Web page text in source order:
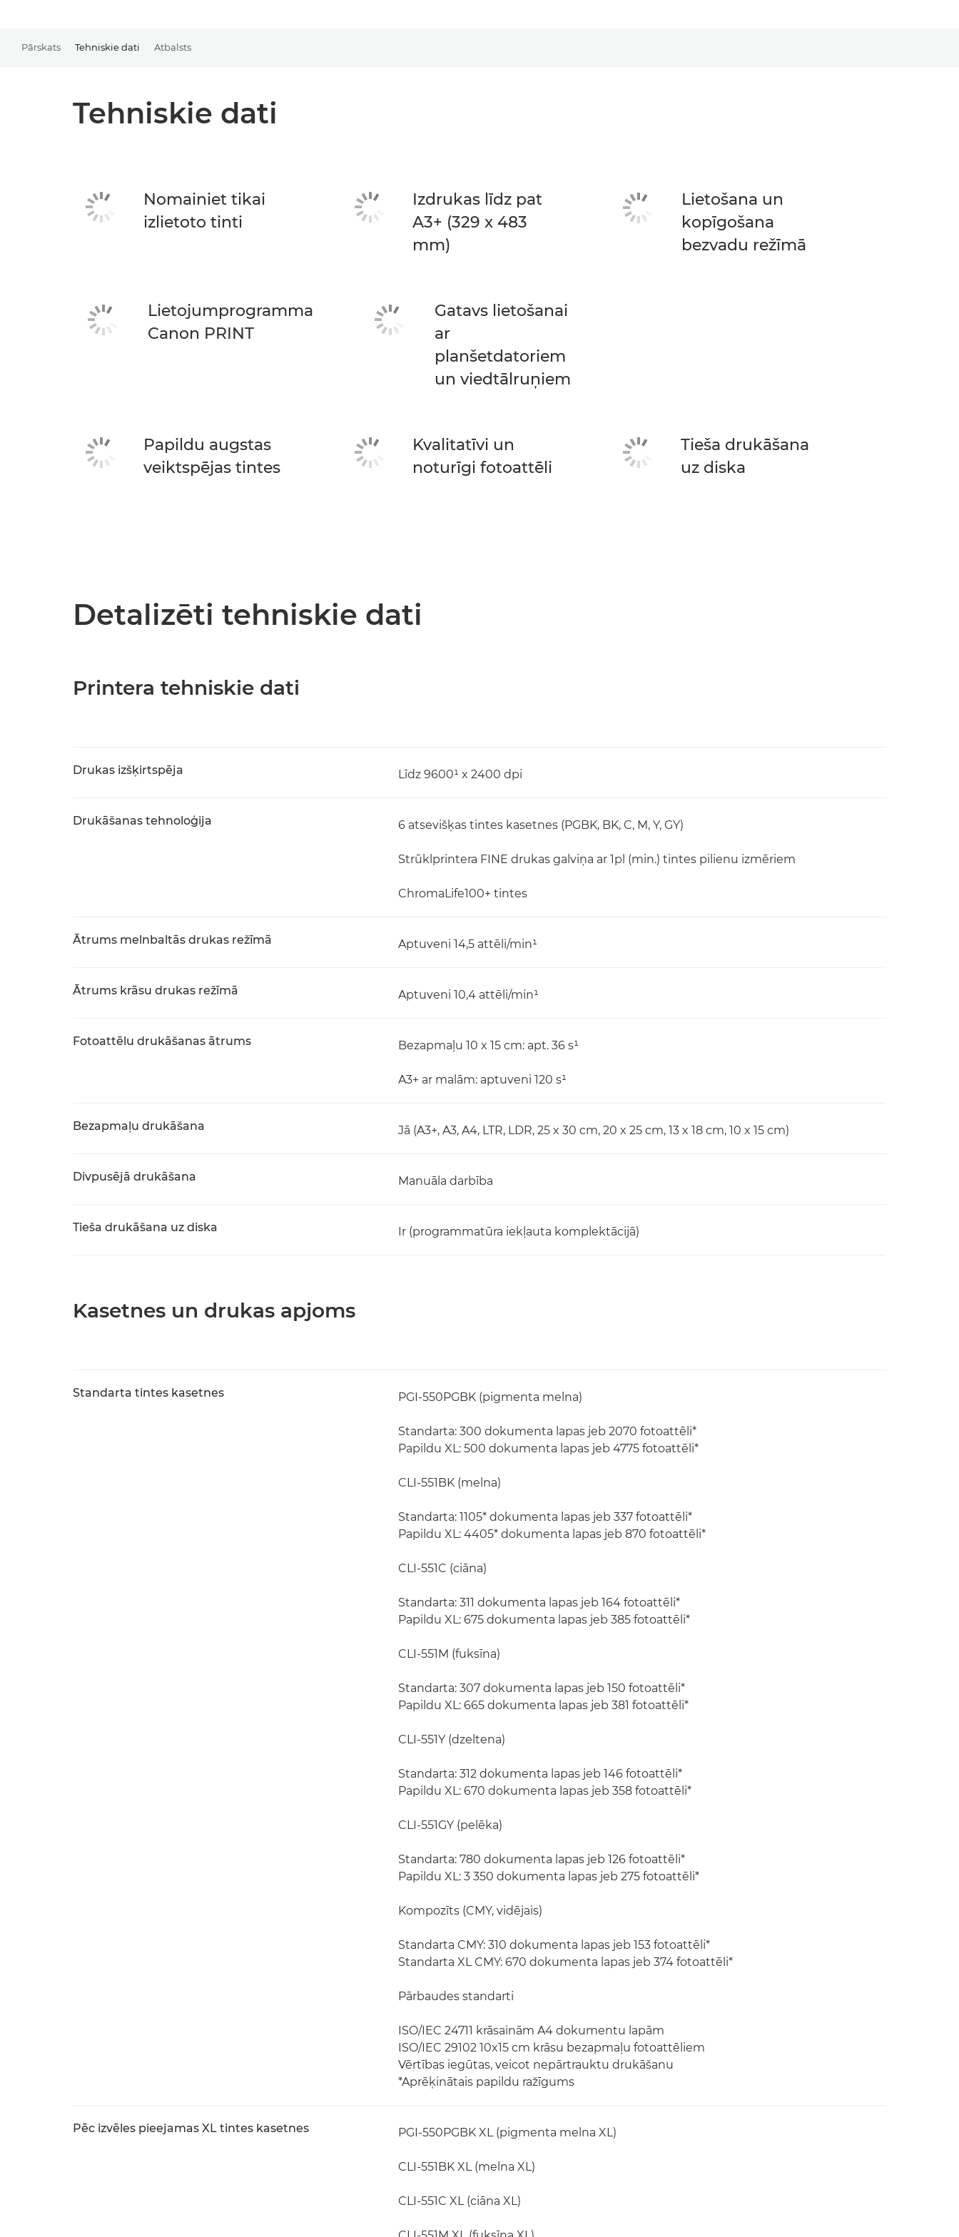
Pārskats Tehniskie dati Atbalsts
Tehniskie dati
Nomainiet tikai
izlietoto tinti
Izdrukas līdz pat
A3+ (329 x 483
mm)
Lietošana un
kopīgošana
bezvadu režīmā
Lietojumprogramma
Canon PRINT
Gatavs lietošanai
ar
planšetdatoriem
un viedtālruņiem
Papildu augstas
veiktspējas tintes
Kvalitatīvi un
noturīgi fotoattēli
Tieša drukāšana
uz diska
Detalizēti tehniskie dati
Printera tehniskie dati
Drukas izšķirtspēja Līdz 9600¹ x 2400 dpi
Drukāšanas tehnoloģija 6 atsevišķas tintes kasetnes (PGBK, BK, C, M, Y, GY)
Strūklprintera FINE drukas galviņa ar 1pl (min.) tintes pilienu izmēriem
ChromaLife100+ tintes
Ātrums melnbaltās drukas režīmā Aptuveni 14,5 attēli/min¹
Ātrums krāsu drukas režīmā Aptuveni 10,4 attēli/min¹
Fotoattēlu drukāšanas ātrums Bezapmaļu 10 x 15 cm: apt. 36 s¹
A3+ ar malām: aptuveni 120 s¹
Bezapmaļu drukāšana Jā (A3+, A3, A4, LTR, LDR, 25 x 30 cm, 20 x 25 cm, 13 x 18 cm, 10 x 15 cm)
Divpusējā drukāšana Manuāla darbība
Tieša drukāšana uz diska Ir (programmatūra iekļauta komplektācijā)
Kasetnes un drukas apjoms
Standarta tintes kasetnes PGI-550PGBK (pigmenta melna)
Standarta: 300 dokumenta lapas jeb 2070 fotoattēli*
Papildu XL: 500 dokumenta lapas jeb 4775 fotoattēli*
CLI-551BK (melna)
Standarta: 1105* dokumenta lapas jeb 337 fotoattēli*
Papildu XL: 4405* dokumenta lapas jeb 870 fotoattēli*
CLI-551C (ciāna)
Standarta: 311 dokumenta lapas jeb 164 fotoattēli*
Papildu XL: 675 dokumenta lapas jeb 385 fotoattēli*
CLI-551M (fuksīna)
Standarta: 307 dokumenta lapas jeb 150 fotoattēli*
Papildu XL: 665 dokumenta lapas jeb 381 fotoattēli*
CLI-551Y (dzeltena)
Standarta: 312 dokumenta lapas jeb 146 fotoattēli*
Papildu XL: 670 dokumenta lapas jeb 358 fotoattēli*
CLI-551GY (pelēka)
Standarta: 780 dokumenta lapas jeb 126 fotoattēli*
Papildu XL: 3 350 dokumenta lapas jeb 275 fotoattēli*
Kompozīts (CMY, vidējais)
Standarta CMY: 310 dokumenta lapas jeb 153 fotoattēli*
Standarta XL CMY: 670 dokumenta lapas jeb 374 fotoattēli*
Pārbaudes standarti
ISO/IEC 24711 krāsainām A4 dokumentu lapām
ISO/IEC 29102 10x15 cm krāsu bezapmaļu fotoattēliem
Vērtības iegūtas, veicot nepārtrauktu drukāšanu
*Aprēķinātais papildu ražīgums
Pēc izvēles pieejamas XL tintes kasetnes PGI-550PGBK XL (pigmenta melna XL)
CLI-551BK XL (melna XL)
CLI-551C XL (ciāna XL)